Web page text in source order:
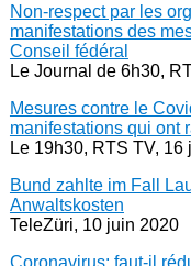
Non-respect par les
manifestations des
Conseil fédéral
Le Journal de 6h30,
Mesures contre le
manifestations qui ont
Le 19h30, RTS TV, 16
Bund zahlte im Fall
Anwaltskosten
TeleZüri, 10 juin 2020
Coronavirus: faut-il